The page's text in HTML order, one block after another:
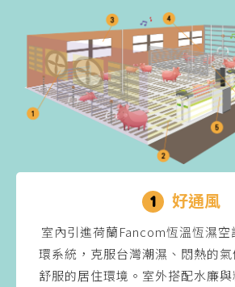
1 好通風
室內引進荷蘭Fancom恆溫恆濕空
環系統，克服台灣潮濕、悶熱的
舒服的居住環境。室外搭配水廉